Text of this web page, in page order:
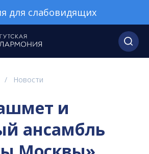
для слабовидящих
/ Новости
и
ансамбль